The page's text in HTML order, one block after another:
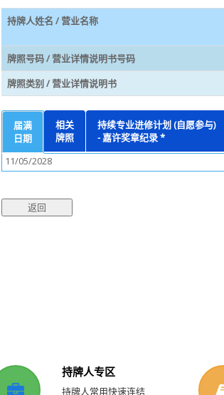
持牌人姓名 / 营业名称
牌照号码 / 营业详情说明书号码
牌照类别 / 营业详情说明书
届满
日期
相关
牌照
持续专业进修计划 (自愿参与)
- 嘉许奖章纪录 *
11/05/2028
持牌人专区
持牌人常用快速连结